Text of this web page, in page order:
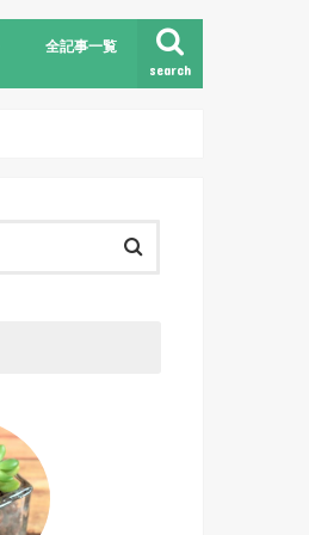
search
全記事一覧